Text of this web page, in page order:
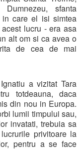
sfanta
in care el isi simtea
lucru - era asa
alt om si ca avea o
de cea de mai
a vizitat Tara
totdeauna, daca
din nou in Europa.
lumii timpului sau,
invatati, trebuia sa
privitoare la
pentru a se face